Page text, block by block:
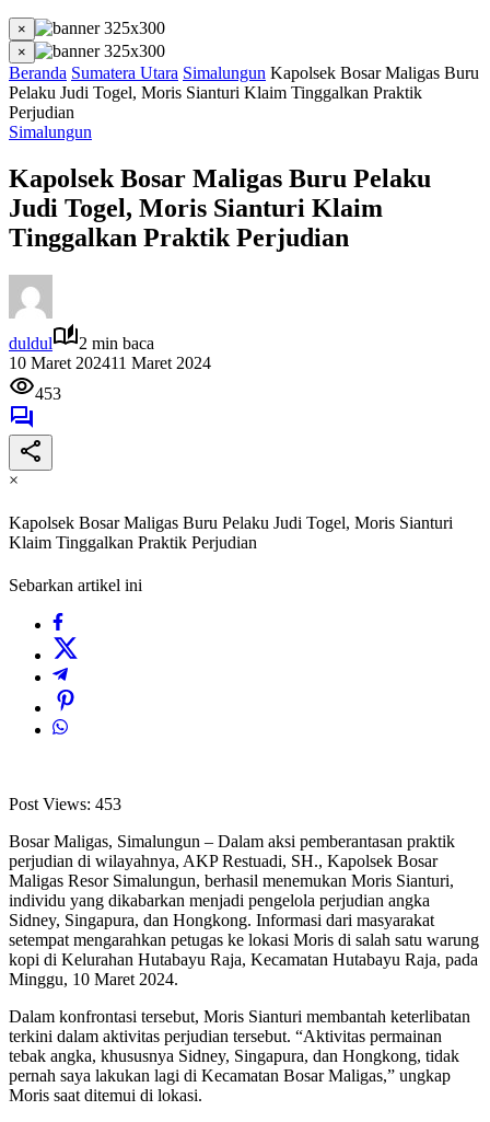
×
×
Beranda Sumatera Utara Simalungun Kapolsek Bosar Maligas Buru
Pelaku Judi Togel, Moris Sianturi Klaim Tinggalkan Praktik
Perjudian
Simalungun
Kapolsek Bosar Maligas Buru Pelaku
Judi Togel, Moris Sianturi Klaim
Tinggalkan Praktik Perjudian
duldul
2 min baca
10 Maret 202411 Maret 2024
453
×
Kapolsek Bosar Maligas Buru Pelaku Judi Togel, Moris Sianturi
Klaim Tinggalkan Praktik Perjudian
Sebarkan artikel ini
Post Views: 453
Bosar Maligas, Simalungun – Dalam aksi pemberantasan praktik
perjudian di wilayahnya, AKP Restuadi, SH., Kapolsek Bosar
Maligas Resor Simalungun, berhasil menemukan Moris Sianturi,
individu yang dikabarkan menjadi pengelola perjudian angka
Sidney, Singapura, dan Hongkong. Informasi dari masyarakat
setempat mengarahkan petugas ke lokasi Moris di salah satu warung
kopi di Kelurahan Hutabayu Raja, Kecamatan Hutabayu Raja, pada
Minggu, 10 Maret 2024.
Dalam konfrontasi tersebut, Moris Sianturi membantah keterlibatan
terkini dalam aktivitas perjudian tersebut. “Aktivitas permainan
tebak angka, khususnya Sidney, Singapura, dan Hongkong, tidak
pernah saya lakukan lagi di Kecamatan Bosar Maligas,” ungkap
Moris saat ditemui di lokasi.